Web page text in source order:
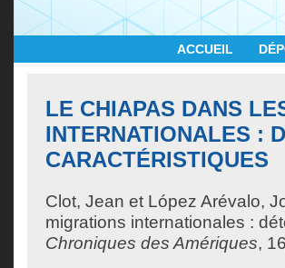
ACCUEIL
LE CHIAPAS DANS
INTERNATIONALES :
CARACTÉRISTIQUES
Clot, Jean et López Arévalo,
migrations internationales :
Chroniques des Amériques,